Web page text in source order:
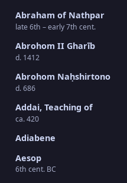
Abraham of Nathpar
late 6th – early 7th cent.
Abrohom II Gharīb
d. 1412
Abrohom Naḥshirtono
d. 686
Addai, Teaching of
ca. 420
Adiabene
Aesop
6th cent. BC